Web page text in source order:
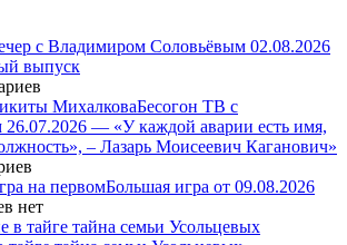
с Владимиром Соловьёвым 02.08.2026
выпуск
Бесогон ТВ с
— «У каждой аварии есть имя,
– Лазарь Моисеевич Каганович»
Большая игра от 09.08.2026
нет